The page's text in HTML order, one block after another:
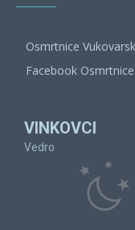
Osmrtnice
Facebook
VINKOVCI
Vedro